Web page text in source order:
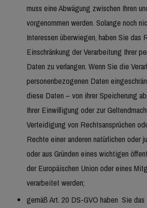
muss eine Abwägung zwischen Ihren
vorgenommen werden. Solange noch
Interessen überwiegen, haben Sie das
Einschränkung der Verarbeitung Ihrer
Daten zu verlangen. Wenn Sie die
personenbezogenen Daten
diese Daten – von ihrer Speicherung
Ihrer Einwilligung oder zur
Verteidigung von Rechtsansprüchen
Rechte einer anderen natürlichen oder
oder aus Gründen eines wichtigen
der Europäischen Union oder eines
verarbeitet werden;
gemäß Art. 20 DS-GVO haben Sie das